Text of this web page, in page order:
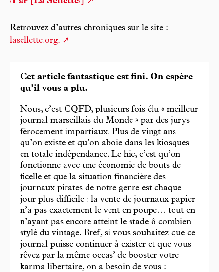
Retrouvez d’autres chroniques sur le site :
lasellette.org.
Cet article fantastique est fini. On espère
qu’il vous a plu.
Nous, c’est CQFD, plusieurs fois élu « meilleur
journal marseillais du Monde » par des jurys
férocement impartiaux. Plus de vingt ans
qu’on existe et qu’on aboie dans les kiosques
en totale indépendance. Le hic, c’est qu’on
fonctionne avec une économie de bouts de
ficelle et que la situation financière des
journaux pirates de notre genre est chaque
jour plus difficile : la vente de journaux papier
n’a pas exactement le vent en poupe… tout en
n’ayant pas encore atteint le stade ô combien
stylé du vintage. Bref, si vous souhaitez que ce
journal puisse continuer à exister et que vous
rêvez par la même occas’ de booster votre
karma libertaire, on a besoin de vous :